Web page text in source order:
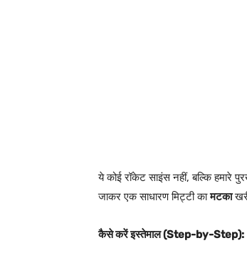
ये कोई रॉकेट साइंस नहीं, बल्कि हमारे
जाकर एक साधारण मिट्टी कामटका
कैसे करें इस्तेमाल (Step-by-Step):